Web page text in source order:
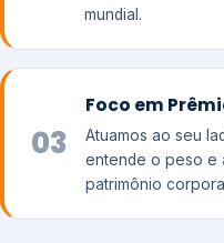
mundial.
03
Foco em
Atuamos ao seu
entende o peso e
patrimônio